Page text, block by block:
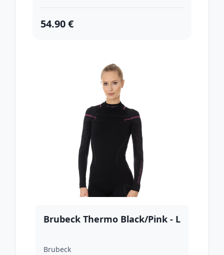
54.90 €
Brubeck Thermo Black/Pink - L
Brubeck